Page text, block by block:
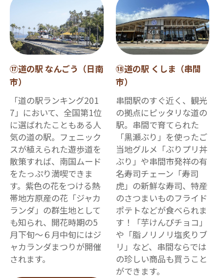
⑰道の駅 なんごう（日南
市）
「道の駅ランキング201
7」において、全国第1位
に選ばれたこともある人
気の道の駅。フェニック
スが植えられた遊歩道を
散策すれば、南国ムード
をたっぷり満喫できま
す。紫色の花をつける熱
帯地方原産の花「ジャカ
ランダ」の群生地として
も知られ、開花時期の5
月下旬～６月中旬にはジ
ャカランダまつりが開催
されます。
⑱道の駅 くしま（串間
市）
串間駅のすぐ近く、観光
の拠点にピッタリな道の
駅。串間で育てられた
「黒瀬ぶり」を使ったご
当地グルメ「ぶりプリ丼
ぶり」や串間市発祥の有
名寿司チェーン「寿司
虎」の新鮮な寿司、特産
のさつまいものフライド
ポテトなどが食べられま
す！「芋けんぴチョコ」
や「脂ノリノリ塩炙りブ
リ」など、串間ならでは
の珍しい商品も買うこと
ができます。